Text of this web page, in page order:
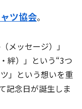
ツ協会。
メッセージ）」
絆）」という“3つ
」という想いを重
記念日が誕生しま